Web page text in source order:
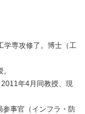
学専攻修了。博士（工
年4月同教授、現
事官（インフラ・防